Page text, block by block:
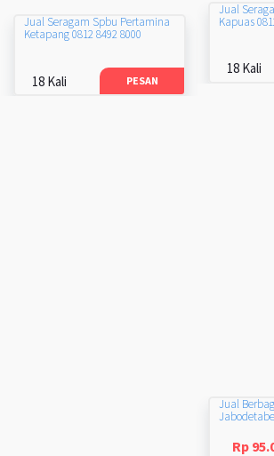
Jual
Kapuas
18 Kali
Jual Seragam Spbu Pertamina
Ketapang 0812 8492 8000
18 Kali PESAN
Jual
Rp